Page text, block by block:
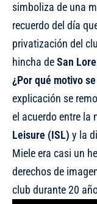
simboliza de una
recuerdo del día
privatización del
hincha deSan
¿Por qué motivo
explicación se
el acuerdo entre la
Leisure (ISL) y la
Miele era casi un
derechos de
club durante 20